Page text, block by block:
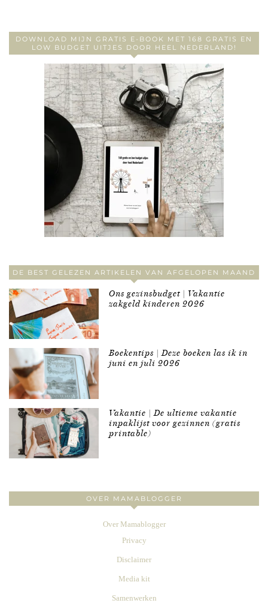
DOWNLOAD MIJN GRATIS E-BOOK MET 168 GRATIS EN
LOW BUDGET UITJES DOOR HEEL NEDERLAND!
DE BEST GELEZEN ARTIKELEN VAN AFGELOPEN MAAND
Ons gezinsbudget | Vakantie
zakgeld kinderen 2026
Boekentips | Deze boeken las ik in
juni en juli 2026
Vakantie | De ultieme vakantie
inpaklijst voor gezinnen (gratis
printable)
OVER MAMABLOGGER
Over Mamablogger
Privacy
Disclaimer
Media kit
Samenwerken